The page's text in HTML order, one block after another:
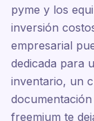
pyme y los
inversión
empresarial
dedicada para
inventario, un
freemium te